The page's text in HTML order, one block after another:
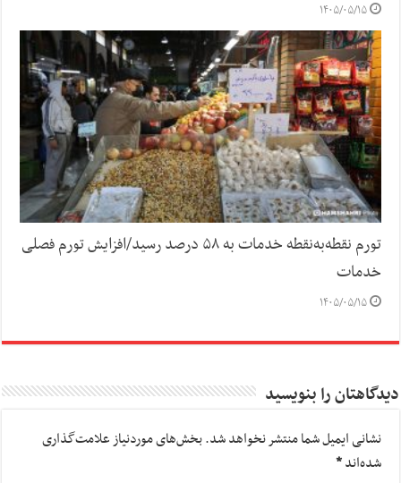
۱۴۰۵/۰۵/۱۵
تورم نقطه‌به‌نقطه خدمات به ۵۸ درصد رسید/افزایش تورم فصلی
خدمات
۱۴۰۵/۰۵/۱۵
دیدگاهتان را بنویسید
نشانی ایمیل شما منتشر نخواهد شد.بخش‌های موردنیاز علامت‌گذاری
شده‌اند*